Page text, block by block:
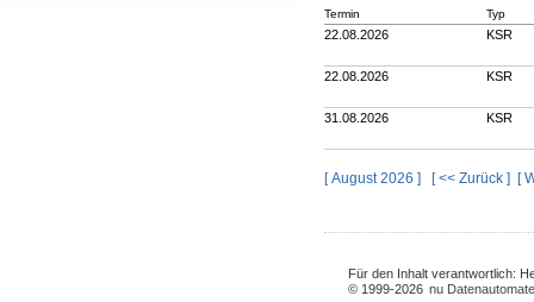
Termin Typ
22.08.2026 KSR
22.08.2026 KSR
31.08.2026 KSR
[ August 2026 ] [ << Zurück ] [
Für den Inhalt verantwortlich:
© 1999-2026 nu